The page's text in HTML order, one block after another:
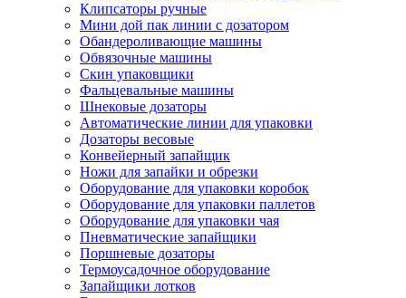
Клипсаторы ручные
Мини дой пак линии с дозатором
Обандероливающие машины
Обвязочные машины
Скин упаковщики
Фальцевальные машины
Шнековые дозаторы
Автоматические линии для упаковки
Дозаторы весовые
Конвейерный запайщик
Ножи для запайки и обрезки
Оборудование для упаковки коробок
Оборудование для упаковки паллетов
Оборудование для упаковки чая
Пневматические запайщики
Поршневые дозаторы
Термоусадочное оборудование
Запайщики лотков